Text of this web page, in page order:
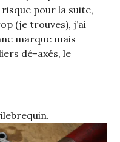
pour la suite,
(je trouves), j’ai
marque mais
dé-axés, le